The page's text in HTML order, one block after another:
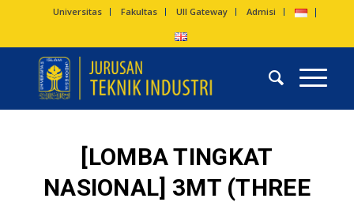
Universitas Fakultas UII Gateway Admisi
[LOMBA TINGKAT
NASIONAL] 3MT (THREE